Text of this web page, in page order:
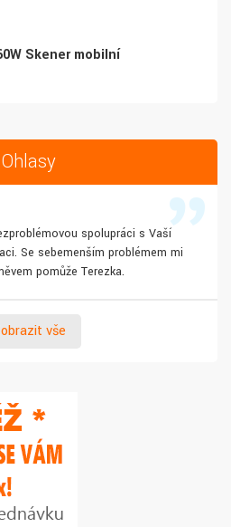
Skener mobilní
Ohlasy
spolupráci s Vaší
Se sebemenším problémem mi
pomůže Terezka.
vše